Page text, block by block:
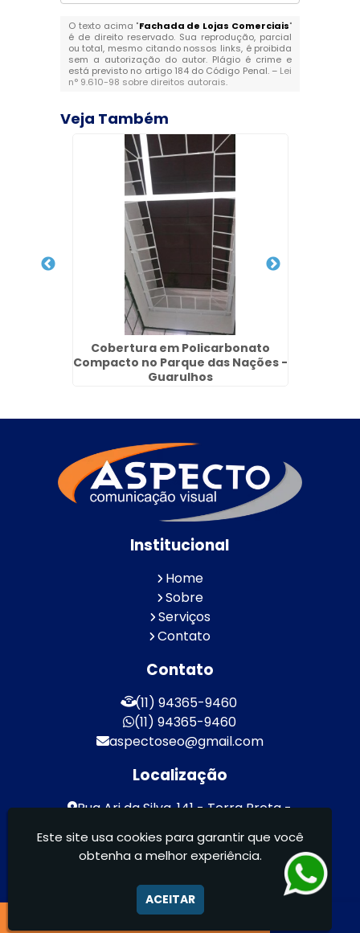
O texto acima "Fachada de Lojas Comerciais"
é de direito reservado. Sua reprodução, parcial
ou total, mesmo citando nossos links, é proibida
sem a autorização do autor. Plágio é crime e
está previsto no artigo 184 do Código Penal. – Lei
n° 9.610-98 sobre direitos autorais.
Veja Também
Cobertura em Policarbonato
Compacto no Parque das Nações -
Guarulhos
Institucional
Home
Sobre
Serviços
Contato
Contato
(11) 94365-9460
(11) 94365-9460
aspectoseo@gmail.com
Localização
Rua Ari da Silva, 141 - Terra Preta -
Aspecto Comunicação Visual Ltda -
Este site usa cookies para garantir que você
obtenha a melhor experiência.
ACEITAR